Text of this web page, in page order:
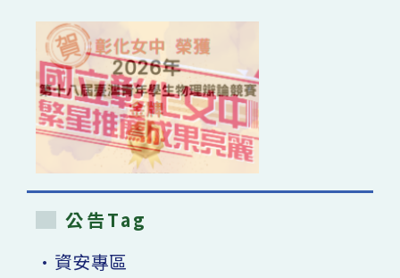
公告Tag
•資安專區